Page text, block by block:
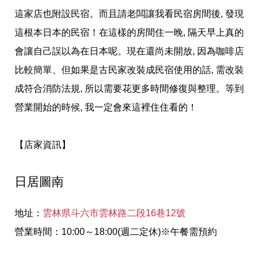
這家店也附設民宿。而且請老闆讓我看民宿房間後, 發現
這根本日本的民宿！在這樣的房間住一晚, 隔天早上真的
會讓自己誤以為在日本呢。現在還尚未開放, 因為咖啡店
比較簡單、但如果是古民家改裝成民宿使用的話, 需改裝
成符合消防法規, 所以需要花更多時間修復與整理。等到
營業開始的時候, 我一定會來這裡住住看的！
【店家資訊】
日居圖南
地址： 雲林県斗六市雲林路二段16巷12號
營業時間：10:00～18:00(週二定休)※午餐需預約